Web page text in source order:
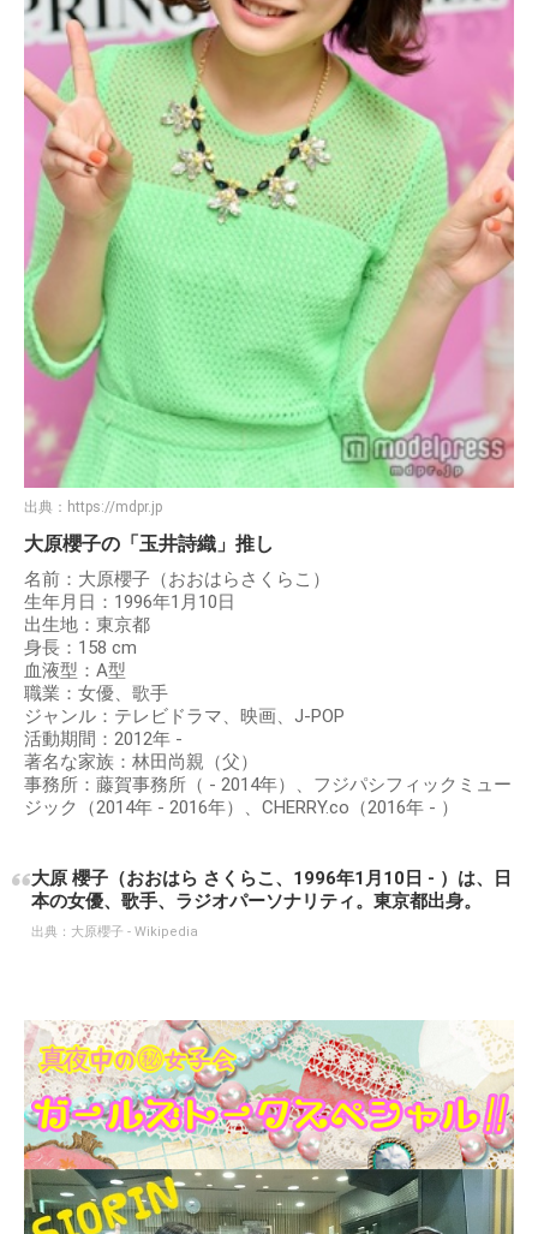
出典： https://mdpr.jp
大原櫻子の「玉井詩織」推し
名前：大原櫻子（おおはらさくらこ）
生年月日：1996年1月10日
出生地：東京都
身長：158 cm
血液型：A型
職業：女優、歌手
ジャンル：テレビドラマ、映画、J-POP
活動期間：2012年 -
著名な家族：林田尚親（父）
事務所：藤賀事務所（ - 2014年）、フジパシフィックミュー
ジック（2014年 - 2016年）、CHERRY.co（2016年 - ）
大原 櫻子（おおはら さくらこ、1996年1月10日 - ）は、日
本の女優、歌手、ラジオパーソナリティ。東京都出身。
出典： 大原櫻子 - Wikipedia